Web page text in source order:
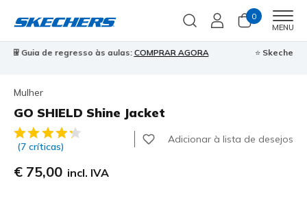
0
MENU
⭐Skechers VIP:45 dias de devolução para membros Inscreve-te⭐
Mulher
GO SHIELD Shine Jacket
3$8 de 5 – Classificação do cliente
(7 críticas)
Adicionar à lista de desejos
€ 75,00 incl. IVA